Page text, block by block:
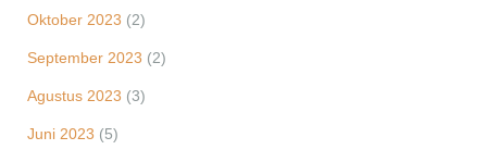
Oktober 2023 (2)
September 2023 (2)
Agustus 2023 (3)
Juni 2023 (5)